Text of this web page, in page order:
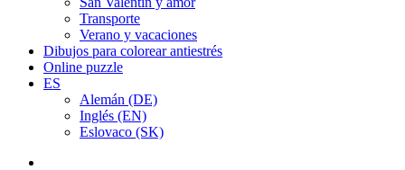
Transporte
Verano y vacaciones
Dibujos para colorear antiestrés
Online puzzle
ES
Alemán (DE)
Inglés (EN)
Eslovaco (SK)